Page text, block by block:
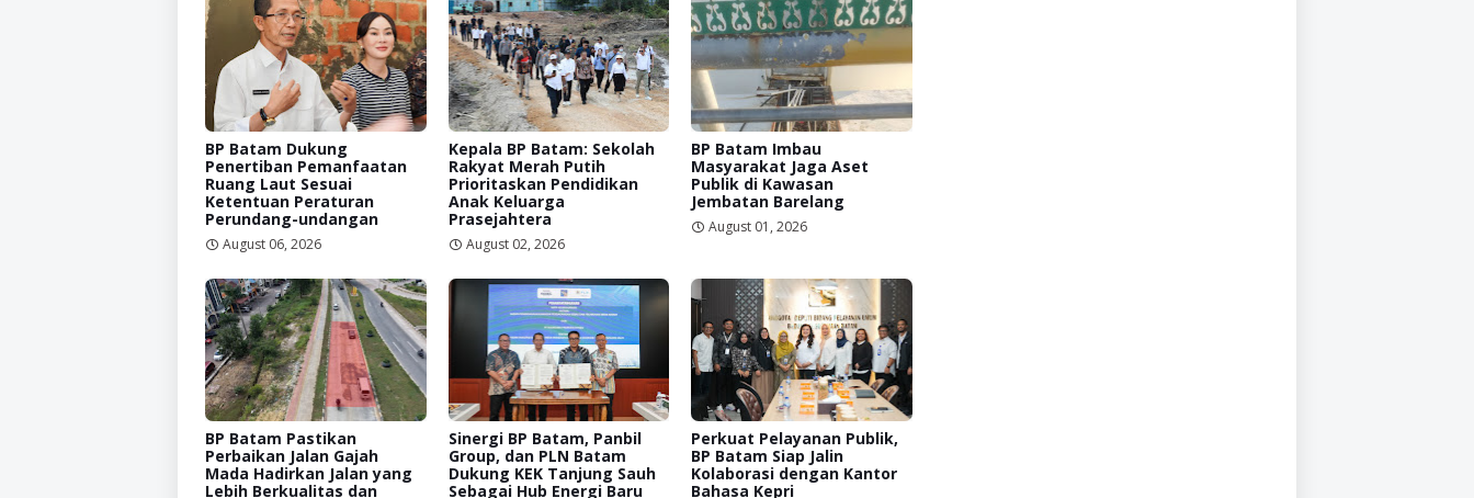
BP Batam Dukung
Penertiban Pemanfaatan
Ruang Laut Sesuai
Ketentuan Peraturan
Perundang-undangan
August 06, 2026
Kepala BP Batam: Sekolah
Rakyat Merah Putih
Prioritaskan Pendidikan
Anak Keluarga
Prasejahtera
August 02, 2026
BP Batam Imbau
Masyarakat Jaga Aset
Publik di Kawasan
Jembatan Barelang
August 01, 2026
BP Batam Pastikan
Perbaikan Jalan Gajah
Mada Hadirkan Jalan yang
Lebih Berkualitas dan
Sinergi BP Batam, Panbil
Group, dan PLN Batam
Dukung KEK Tanjung Sauh
Sebagai Hub Energi Baru
Perkuat Pelayanan Publik,
BP Batam Siap Jalin
Kolaborasi dengan Kantor
Bahasa Kepri